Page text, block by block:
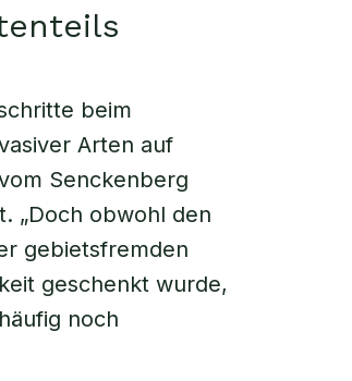
beim
Arten auf
Senckenberg
„Doch obwohl den
gebietsfremden
geschenkt wurde,
noch